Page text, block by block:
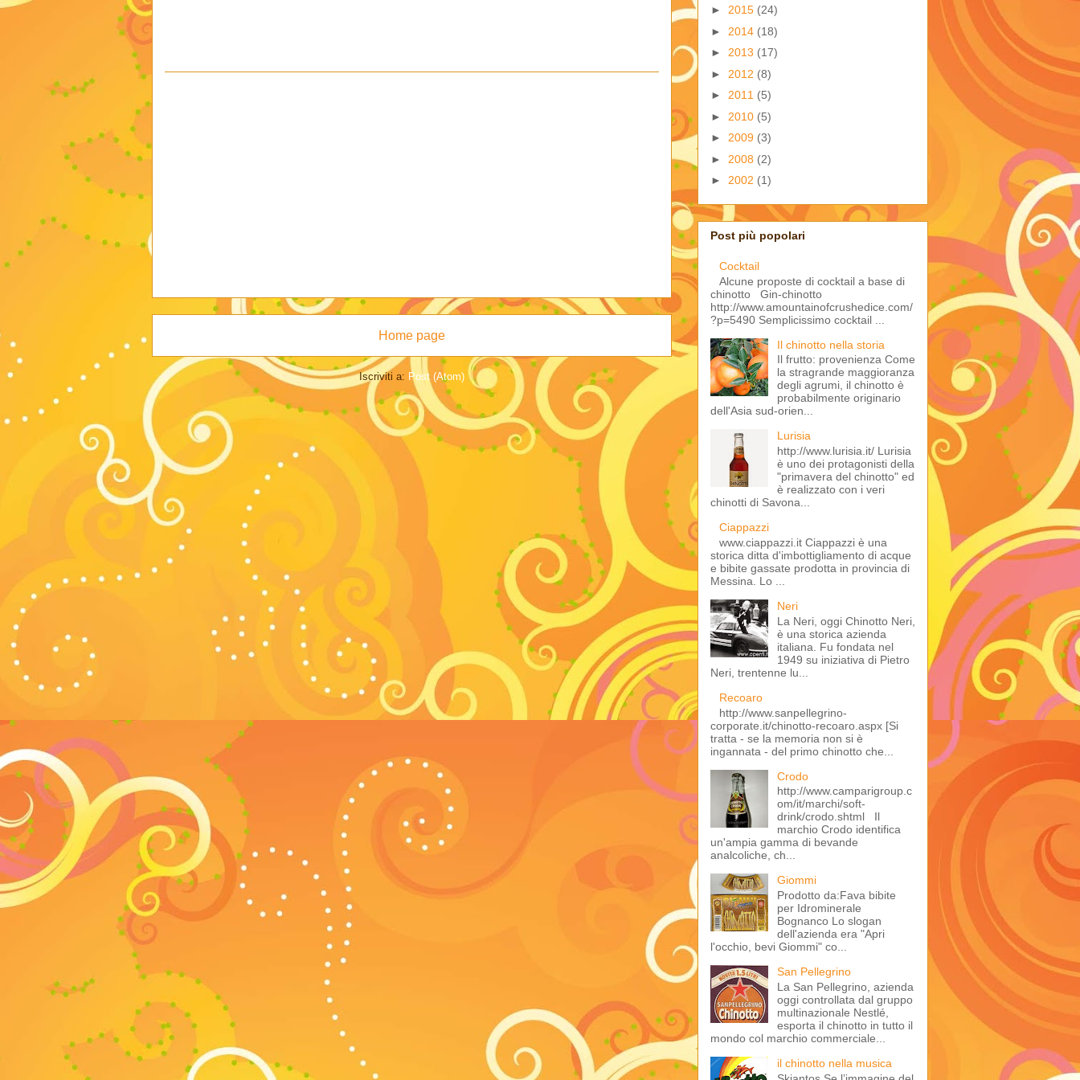
Home page
Iscriviti a: Post (Atom)
► 2015 (24)
► 2014 (18)
► 2013 (17)
► 2012 (8)
► 2011 (5)
► 2010 (5)
► 2009 (3)
► 2008 (2)
► 2002 (1)
Post più popolari
Cocktail
Alcune proposte di cocktail a base di
chinotto Gin-chinotto
http://www.amountainofcrushedice.com/
?p=5490 Semplicissimo cocktail ...
Il chinotto nella storia
Il frutto: provenienza Come
la stragrande maggioranza
degli agrumi, il chinotto è
probabilmente originario
dell'Asia sud-orien...
Lurisia
http://www.lurisia.it/ Lurisia
è uno dei protagonisti della
"primavera del chinotto" ed
è realizzato con i veri
chinotti di Savona...
Ciappazzi
www.ciappazzi.it Ciappazzi è una
storica ditta d'imbottigliamento di acque
e bibite gassate prodotta in provincia di
Messina. Lo ...
Neri
La Neri, oggi Chinotto Neri,
è una storica azienda
italiana. Fu fondata nel
1949 su iniziativa di Pietro
Neri, trentenne lu...
Recoaro
http://www.sanpellegrino-
corporate.it/chinotto-recoaro.aspx [Si
tratta - se la memoria non si è
ingannata - del primo chinotto che...
Crodo
http://www.camparigroup.c
om/it/marchi/soft-
drink/crodo.shtml Il
marchio Crodo identifica
un'ampia gamma di bevande
analcoliche, ch...
Giommi
Prodotto da:Fava bibite
per Idrominerale
Bognanco Lo slogan
dell'azienda era "Apri
l'occhio, bevi Giommi" co...
San Pellegrino
La San Pellegrino, azienda
oggi controllata dal gruppo
multinazionale Nestlé,
esporta il chinotto in tutto il
mondo col marchio commerciale...
il chinotto nella musica